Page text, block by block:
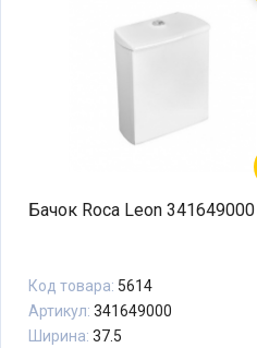
Бачок Roca Leon 341649000
Код товара: 5614
Артикул: 341649000
Ширина: 37.5